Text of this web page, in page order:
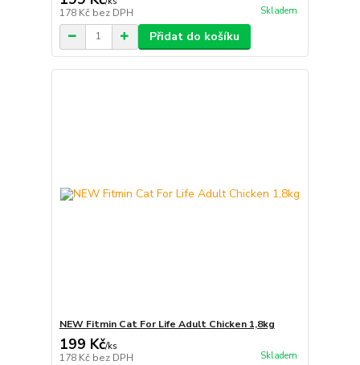
178 Kč bez DPH Skladem
Přidat do košíku
NEW Fitmin Cat For Life Adult Chicken 1,8kg
199 Kč/ks
178 Kč bez DPH Skladem